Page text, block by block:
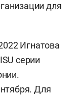
для
Игнатова
серии
Для